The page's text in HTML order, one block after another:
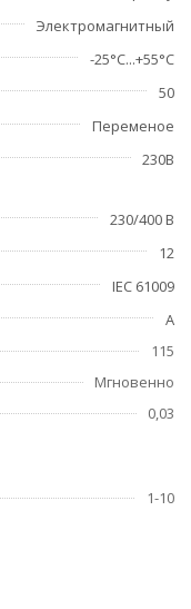
Электромагнитный
-25°С...+55°С
50
Переменое
230В
230/400 В
12
IEC 61009
A
115
Мгновенно
0,03
1-10